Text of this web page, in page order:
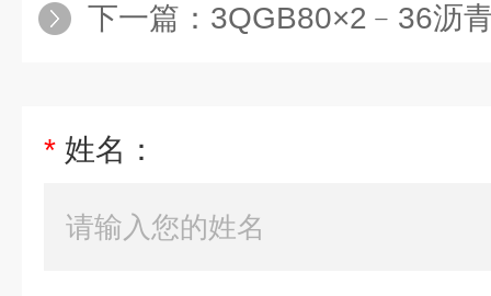
下一篇： 3QGB80×2﹣36沥青搅拌
* 姓名：